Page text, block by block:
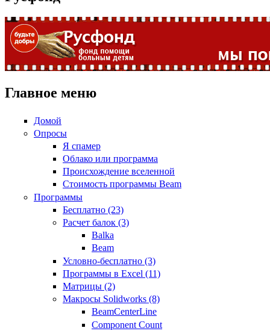
Главное меню
Домой
Опросы
Я спамер
Облако или программа
Происхождение вселенной
Стоимость программы Beam
Программы
Бесплатно (23)
Расчет балок (3)
Balka
Beam
Условно-бесплатно (3)
Программы в Excel (11)
Матрицы (2)
Макросы Solidworks (8)
BeamCenterLine
Component Count